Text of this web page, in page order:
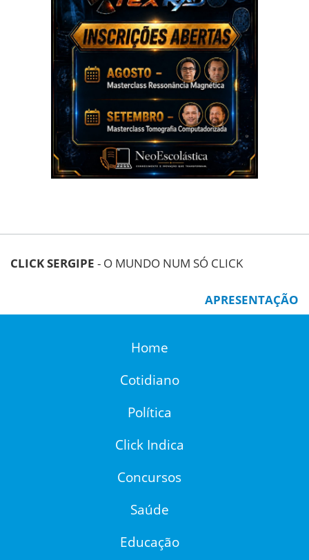
CLICK SERGIPE - O MUNDO NUM SÓ CLICK
APRESENTAÇÃO
Home
Cotidiano
Política
Click Indica
Concursos
Saúde
Educação